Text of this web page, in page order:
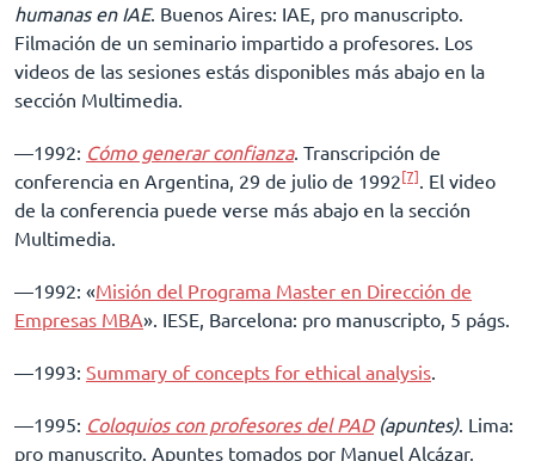
humanas en IAE. Buenos Aires: IAE, pro manuscripto.
Filmación de un seminario impartido a profesores. Los
videos de las sesiones estás disponibles más abajo en la
sección Multimedia.
––1992: Cómo generar confianza. Transcripción de
conferencia en Argentina, 29 de julio de 1992[7]. El video
de la conferencia puede verse más abajo en la sección
Multimedia.
––1992: «Misión del Programa Master en Dirección de
Empresas MBA». IESE, Barcelona: pro manuscripto, 5 págs.
––1993: Summary of concepts for ethical analysis.
––1995: Coloquios con profesores del PAD(apuntes). Lima:
pro manuscrito. Apuntes tomados por Manuel Alcázar.